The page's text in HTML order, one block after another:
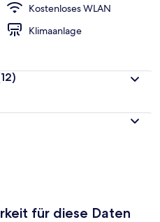
Kostenloses WLAN
Klimaanlage
für diese Daten